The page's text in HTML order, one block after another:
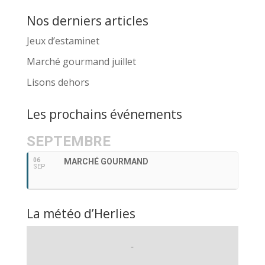
Nos derniers articles
Jeux d’estaminet
Marché gourmand juillet
Lisons dehors
Les prochains événements
SEPTEMBRE
06
SEP
MARCHÉ GOURMAND
La météo d’Herlies
-